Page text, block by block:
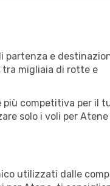
partenza e
tra migliaia di rotte e
competitiva per il
solo i voli per Atene
utilizzati dalle